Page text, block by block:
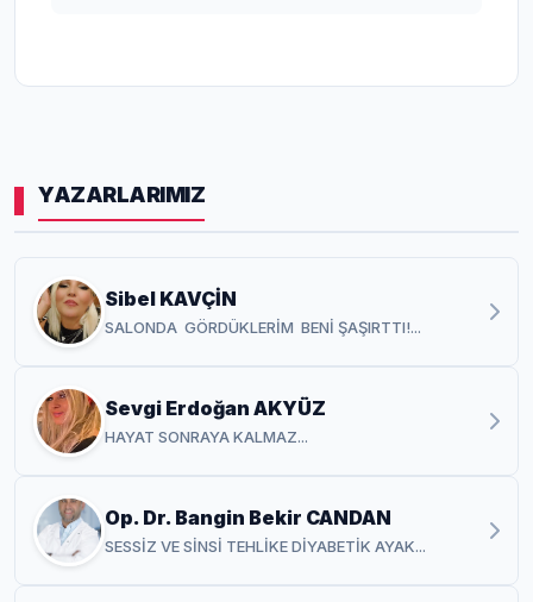
YAZARLARIMIZ
Sibel KAVÇİN
SALONDA GÖRDÜKLERİM BENİ ŞAŞIRTTI!...
Sevgi Erdoğan AKYÜZ
HAYAT SONRAYA KALMAZ...
Op. Dr. Bangin Bekir CANDAN
SESSİZ VE SİNSİ TEHLİKE DİYABETİK AYAK...